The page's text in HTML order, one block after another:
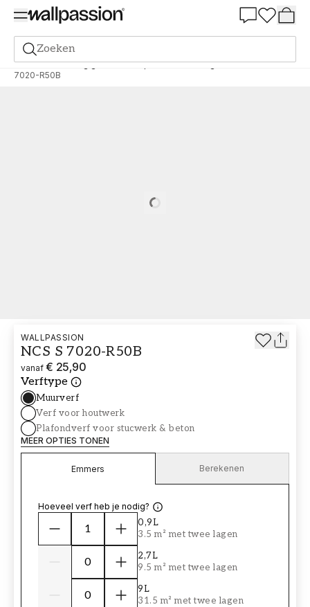
Zoeken
Verf Bestelling gebaseerd op NCS Bestelling door NCS
7020-R50B
WALLPASSION
NCS S 7020-R50B
vanaf € 25,90
Verftype
Muurverf
Verf voor houtwerk
Plafondverf voor stucwerk & beton
MEER OPTIES TONEN
Emmers Berekenen
Hoeveel verf heb je nodig?
0,9L
3.5 m² met twee lagen
2,7L
9.5 m² met twee lagen
9L
31.5 m² met twee lagen